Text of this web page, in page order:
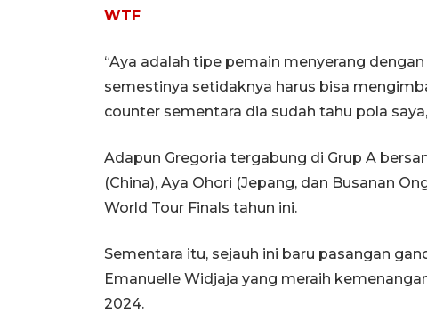
WTF
“Aya adalah tipe pemain menyerang
semestinya setidaknya harus bisa
counter sementara dia sudah tahu pola
Adapun Gregoria tergabung di Grup A
(China), Aya Ohori (Jepang, dan Busanan
World Tour Finals tahun ini.
Sementara itu, sejauh ini baru pasangan
Emanuelle Widjaja yang meraih
2024.